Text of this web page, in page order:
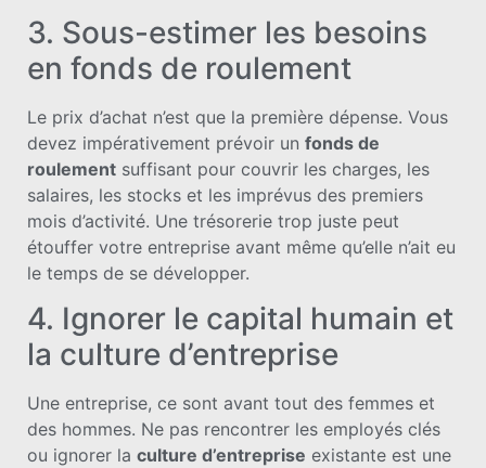
3. Sous-estimer les besoins
en fonds de roulement
Le prix d’achat n’est que la première dépense. Vous
devez impérativement prévoir un fonds de
roulement suffisant pour couvrir les charges, les
salaires, les stocks et les imprévus des premiers
mois d’activité. Une trésorerie trop juste peut
étouffer votre entreprise avant même qu’elle n’ait eu
le temps de se développer.
4. Ignorer le capital humain et
la culture d’entreprise
Une entreprise, ce sont avant tout des femmes et
des hommes. Ne pas rencontrer les employés clés
ou ignorer la culture d’entreprise existante est une